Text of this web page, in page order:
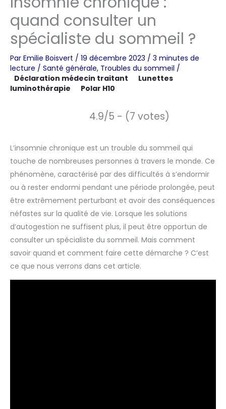
quand consulter un
spécialiste du sommeil ?
Par Emilie Boisvert / 19 décembre 2023 / 3 minutes de
lecture / Santé générale, Troubles du sommeil /
Déclaration médecin traitant
Lunettes
luminothérapie
Polar H10
4.9/5 - (7 votes)
L’insomnie chronique est un trouble du sommeil qui
touche de nombreuses personnes à travers le monde. Ce
phénomène, caractérisé par des difficultés à s’endormir
ou à rester endormi pendant une période prolongée, peut
être extrêmement perturbant et avoir des conséquences
néfastes sur la qualité de vie. Lorsque les solutions
d’autogestion ne suffisent plus, il peut être opportun de
consulter un spécialiste du sommeil. Mais comment
savoir quand et comment faire cette démarche ? C’est
ce que nous verrons dans cet article.